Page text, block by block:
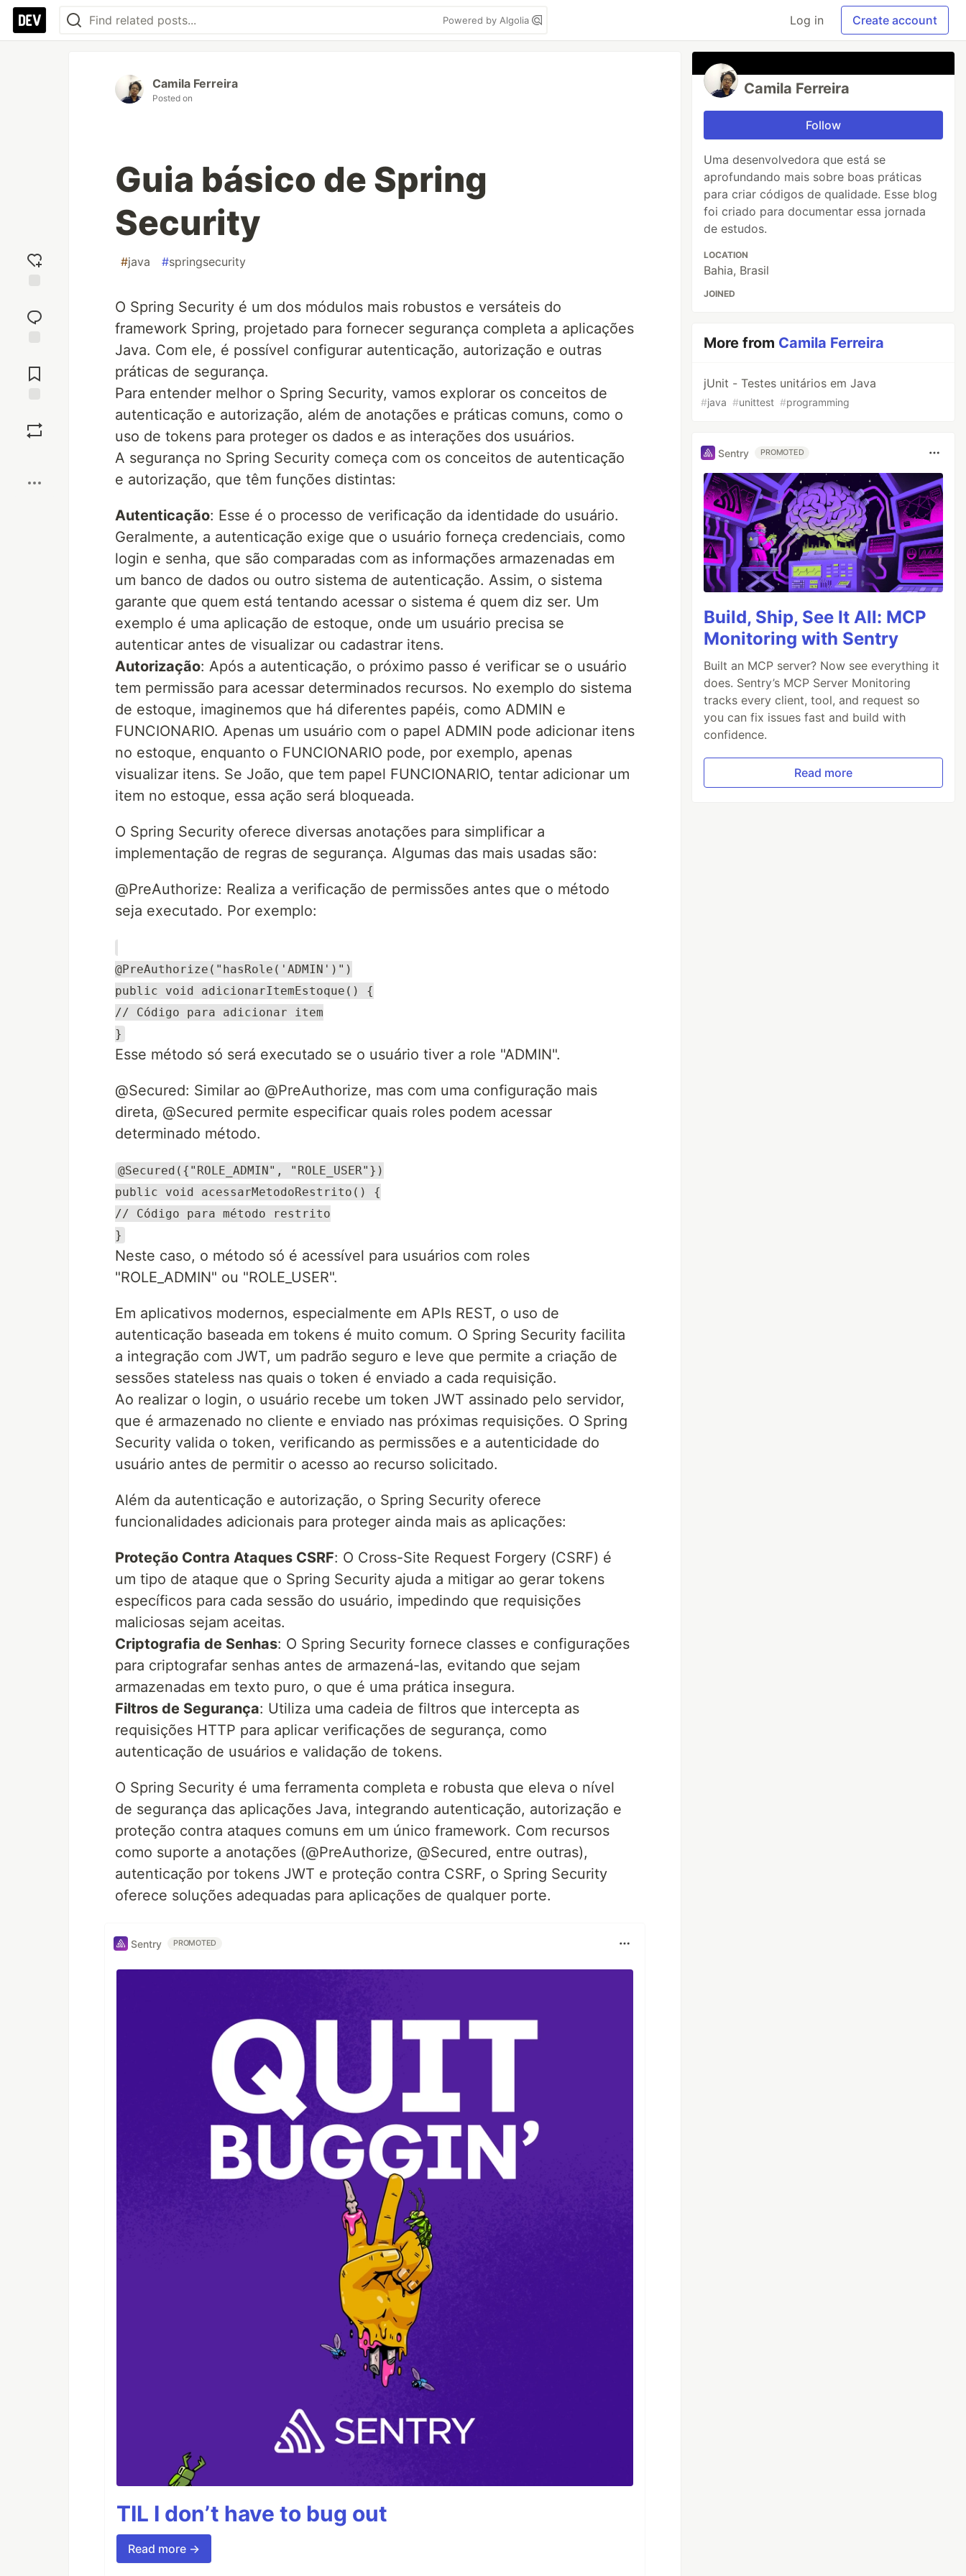
Powered by Algolia Log in Create account
reaction
Comments
Camila Ferreira
Posted on
Guia básico de Spring
Security
#java #springsecurity
O Spring Security é um dos módulos mais robustos e versáteis do
framework Spring, projetado para fornecer segurança completa a aplicações
Java. Com ele, é possível configurar autenticação, autorização e outras
práticas de segurança.
Para entender melhor o Spring Security, vamos explorar os conceitos de
autenticação e autorização, além de anotações e práticas comuns, como o
uso de tokens para proteger os dados e as interações dos usuários.
A segurança no Spring Security começa com os conceitos de autenticação
e autorização, que têm funções distintas:
Autenticação: Esse é o processo de verificação da identidade do usuário.
Geralmente, a autenticação exige que o usuário forneça credenciais, como
login e senha, que são comparadas com as informações armazenadas em
um banco de dados ou outro sistema de autenticação. Assim, o sistema
garante que quem está tentando acessar o sistema é quem diz ser. Um
exemplo é uma aplicação de estoque, onde um usuário precisa se
autenticar antes de visualizar ou cadastrar itens.
Autorização: Após a autenticação, o próximo passo é verificar se o usuário
tem permissão para acessar determinados recursos. No exemplo do sistema
de estoque, imaginemos que há diferentes papéis, como ADMIN e
FUNCIONARIO. Apenas um usuário com o papel ADMIN pode adicionar itens
no estoque, enquanto o FUNCIONARIO pode, por exemplo, apenas
visualizar itens. Se João, que tem papel FUNCIONARIO, tentar adicionar um
item no estoque, essa ação será bloqueada.
O Spring Security oferece diversas anotações para simplificar a
implementação de regras de segurança. Algumas das mais usadas são:
@PreAuthorize: Realiza a verificação de permissões antes que o método
seja executado. Por exemplo:
@PreAuthorize("hasRole('ADMIN')")
public void adicionarItemEstoque() {
// Código para adicionar item
}
Esse método só será executado se o usuário tiver a role "ADMIN".
@Secured: Similar ao @PreAuthorize, mas com uma configuração mais
direta, @Secured permite especificar quais roles podem acessar
determinado método.
@Secured({"ROLE_ADMIN", "ROLE_USER"})
public void acessarMetodoRestrito() {
// Código para método restrito
}
Neste caso, o método só é acessível para usuários com roles
"ROLE_ADMIN" ou "ROLE_USER".
Em aplicativos modernos, especialmente em APIs REST, o uso de
autenticação baseada em tokens é muito comum. O Spring Security facilita
a integração com JWT, um padrão seguro e leve que permite a criação de
sessões stateless nas quais o token é enviado a cada requisição.
Ao realizar o login, o usuário recebe um token JWT assinado pelo servidor,
que é armazenado no cliente e enviado nas próximas requisições. O Spring
Security valida o token, verificando as permissões e a autenticidade do
usuário antes de permitir o acesso ao recurso solicitado.
Além da autenticação e autorização, o Spring Security oferece
funcionalidades adicionais para proteger ainda mais as aplicações:
Proteção Contra Ataques CSRF: O Cross-Site Request Forgery (CSRF) é
um tipo de ataque que o Spring Security ajuda a mitigar ao gerar tokens
específicos para cada sessão do usuário, impedindo que requisições
maliciosas sejam aceitas.
Criptografia de Senhas: O Spring Security fornece classes e configurações
para criptografar senhas antes de armazená-las, evitando que sejam
armazenadas em texto puro, o que é uma prática insegura.
Filtros de Segurança: Utiliza uma cadeia de filtros que intercepta as
requisições HTTP para aplicar verificações de segurança, como
autenticação de usuários e validação de tokens.
O Spring Security é uma ferramenta completa e robusta que eleva o nível
de segurança das aplicações Java, integrando autenticação, autorização e
proteção contra ataques comuns em um único framework. Com recursos
como suporte a anotações (@PreAuthorize, @Secured, entre outras),
autenticação por tokens JWT e proteção contra CSRF, o Spring Security
oferece soluções adequadas para aplicações de qualquer porte.
Sentry PROMOTED
TIL I don’t have to bug out
Read more →
Camila Ferreira
Follow
Uma desenvolvedora que está se
aprofundando mais sobre boas práticas
para criar códigos de qualidade. Esse blog
foi criado para documentar essa jornada
de estudos.
LOCATION
Bahia, Brasil
JOINED
More from Camila Ferreira
jUnit - Testes unitários em Java
#java #unittest #programming
Sentry PROMOTED
Build, Ship, See It All: MCP
Monitoring with Sentry
Built an MCP server? Now see everything it
does. Sentry’s MCP Server Monitoring
tracks every client, tool, and request so
you can fix issues fast and build with
confidence.
Read more